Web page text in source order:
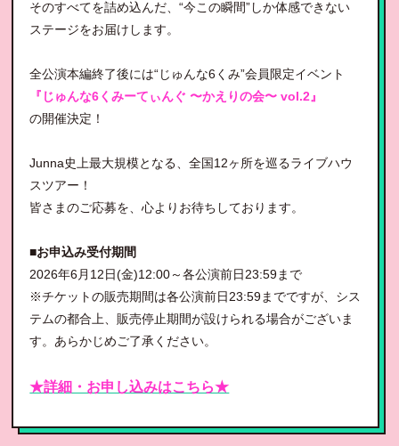
そのすべてを詰め込んだ、“今この瞬間”しか体感できない
ステージをお届けします。
全公演本編終了後には“じゅんな6くみ”会員限定イベント
『じゅんな6くみーてぃんぐ 〜かえりの会〜 vol.2』
の開催決定！
Junna史上最大規模となる、全国12ヶ所を巡るライブハウ
スツアー！
皆さまのご応募を、心よりお待ちしております。
■お申込み受付期間
2026年6月12日(金)12:00～各公演前日23:59まで
※チケットの販売期間は各公演前日23:59までですが、シス
テムの都合上、販売停止期間が設けられる場合がございま
す。あらかじめご了承ください。
★詳細・お申し込みはこちら★